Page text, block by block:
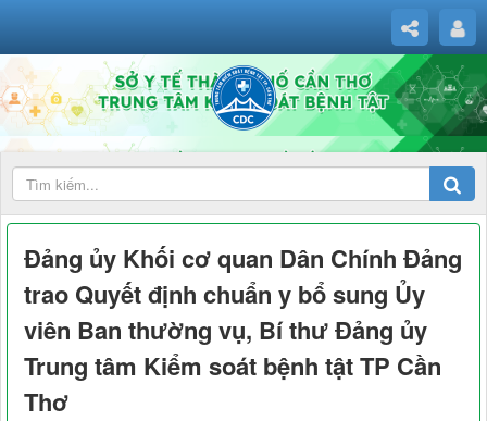
Đảng ủy Khối cơ quan Dân Chính Đảng
trao Quyết định chuẩn y bổ sung Ủy
viên Ban thường vụ, Bí thư Đảng ủy
Trung tâm Kiểm soát bệnh tật TP Cần
Thơ